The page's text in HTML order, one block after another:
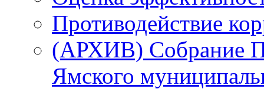
Противодействие
(АРХИВ) Собрание
Ямского